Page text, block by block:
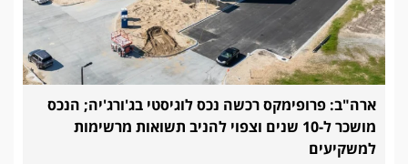
ארה"ב: פרופימקס רכשה נכס לוגיסטי בג'ורג'יה; הנכס
מושכר ל-10 שנים וצפוי להניב תשואות מרשימות
למשקיעים